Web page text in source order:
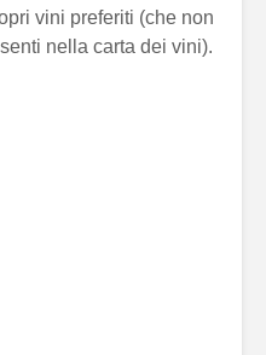
vini preferiti (che non
nella carta dei vini).